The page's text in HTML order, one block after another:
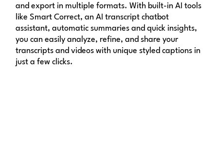
and export in multiple formats. With built-in AI tools
like Smart Correct, an AI transcript chatbot
assistant, automatic summaries and quick insights,
you can easily analyze, refine, and share your
transcripts and videos with unique styled captions in
just a few clicks.